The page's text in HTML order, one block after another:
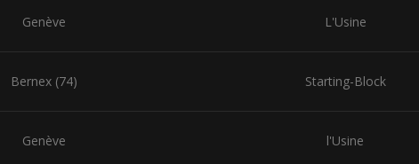
Genève L'Usine
Bernex (74) Starting-Block
Genève l'Usine